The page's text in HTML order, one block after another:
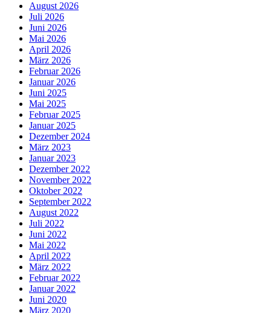
August 2026
Juli 2026
Juni 2026
Mai 2026
April 2026
März 2026
Februar 2026
Januar 2026
Juni 2025
Mai 2025
Februar 2025
Januar 2025
Dezember 2024
März 2023
Januar 2023
Dezember 2022
November 2022
Oktober 2022
September 2022
August 2022
Juli 2022
Juni 2022
Mai 2022
April 2022
März 2022
Februar 2022
Januar 2022
Juni 2020
März 2020